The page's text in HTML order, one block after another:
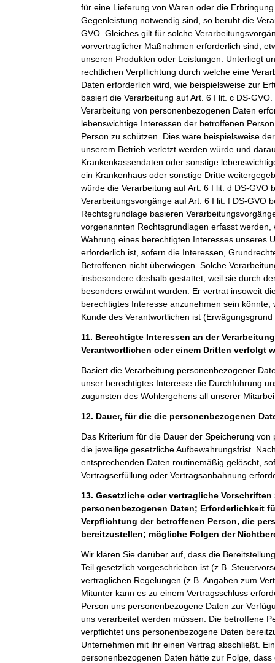
für eine Lieferung von Waren oder die
Gegenleistung notwendig sind, so beruht die
GVO. Gleiches gilt für solche
vorvertraglicher Maßnahmen erforderlich sind,
unseren Produkten oder Leistungen. Unterliegt
rechtlichen Verpflichtung durch welche eine
Daten erforderlich wird, wie beispielsweise zur
basiert die Verarbeitung auf Art. 6 I lit. c DS-
Verarbeitung von personenbezogenen Daten
lebenswichtige Interessen der betroffenen
Person zu schützen. Dies wäre beispielsweise
unserem Betrieb verletzt werden würde und
Krankenkassendaten oder sonstige
ein Krankenhaus oder sonstige Dritte
würde die Verarbeitung auf Art. 6 I lit. d DS-GVO
Verarbeitungsvorgänge auf Art. 6 I lit. f DS-GVO
Rechtsgrundlage basieren
vorgenannten Rechtsgrundlagen erfasst werden,
Wahrung eines berechtigten Interesses unseres
erforderlich ist, sofern die Interessen,
Betroffenen nicht überwiegen. Solche
insbesondere deshalb gestattet, weil sie durch
besonders erwähnt wurden. Er vertrat insoweit
berechtigtes Interesse anzunehmen sein
Kunde des Verantwortlichen ist
11. Berechtigte Interessen an der
Verantwortlichen oder einem Dritten verfolgt
Basiert die Verarbeitung personenbezogener
unser berechtigtes Interesse die Durchführung
zugunsten des Wohlergehens all unserer
12. Dauer, für die die personenbezogenen
Das Kriterium für die Dauer der Speicherung
die jeweilige gesetzliche Aufbewahrungsfrist.
entsprechenden Daten routinemäßig gelöscht,
Vertragserfüllung oder Vertragsanbahnung
13. Gesetzliche oder vertragliche
personenbezogenen Daten; Erforderlichkeit
Verpflichtung der betroffenen Person, die
bereitzustellen; mögliche Folgen der
Wir klären Sie darüber auf, dass die
Teil gesetzlich vorgeschrieben ist (z.B.
vertraglichen Regelungen (z.B. Angaben zum
Mitunter kann es zu einem Vertragsschluss
Person uns personenbezogene Daten zur
uns verarbeitet werden müssen. Die betroffene
verpflichtet uns personenbezogene Daten
Unternehmen mit ihr einen Vertrag abschließt.
personenbezogenen Daten hätte zur Folge,